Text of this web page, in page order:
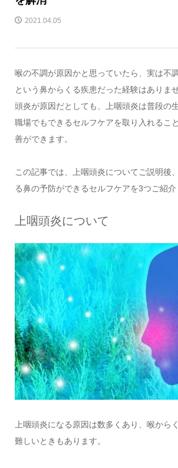
2021.04.05
喉の不調が原因かと思っていたら、実は不
という鼻からくる疾患だった経験はありま
頭炎が原因だとしても、上咽頭炎は普段の
職場でもできるセルフケアを取り入れるこ
善ができます。
この記事では、上咽頭炎についてご説明後
る鼻の予防ができるセルフケアを3つご紹介
上咽頭炎について
上咽頭炎になる原因は数多くあり、喉から
難しいときもあります。